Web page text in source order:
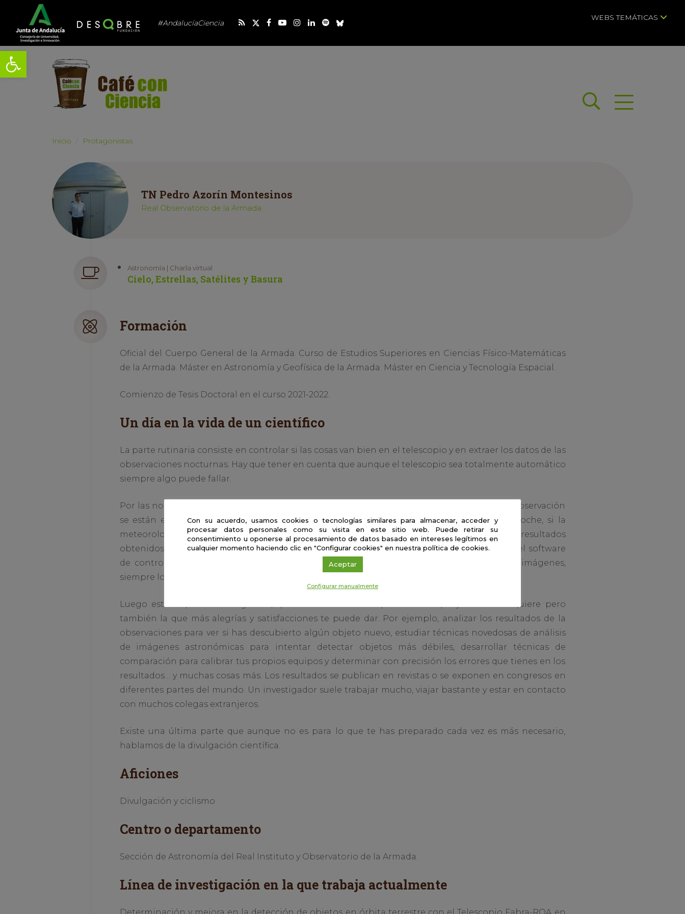
Abrir barra de herramientas
#AndalucíaCiencia
WEBS TEMÁTICAS
BuscarAbrir menú
Inicio Protagonistas
TN Pedro Azorín Montesinos
Real Observatorio de la Armada
Astronomía | Charla virtual
Cielo, Estrellas, Satélites y Basura
Formación
Oficial del Cuerpo General de la Armada. Curso de Estudios Superiores en Ciencias Físico-Matemáticas
de la Armada. Máster en Astronomía y Geofísica de la Armada. Máster en Ciencia y Tecnología Espacial.
Comienzo de Tesis Doctoral en el curso 2021-2022.
Un día en la vida de un científico
La parte rutinaria consiste en controlar si las cosas van bien en el telescopio y en extraer los datos de las
observaciones nocturnas. Hay que tener en cuenta que aunque el telescopio sea totalmente automático
siempre algo puede fallar.
Por las noches, cuando está en funcionamiento, hay que supervisar que los programas de observación
se están ejecutando con normalidad y por las mañanas comprobamos cómo ha ido la noche, si la
meteorología ha sido buena, si ha ocurrido alguna incidencia, etc. También nos bajamos los resultados
obtenidos para difundirlos entre las instituciones con las que colaboramos. Por otra parte, el software
de control del telescopio y sobre todo, el que utilizamos para obtener los datos de las imágenes,
siempre los estamos modificando y mejorando.
Luego está la parte investigadora, que es con mucho la que más tiempo y esfuerzo requiere pero
también la que más alegrías y satisfacciones te puede dar. Por ejemplo, analizar los resultados de la
observaciones para ver si has descubierto algún objeto nuevo, estudiar técnicas novedosas de análisis
de imágenes astronómicas para intentar detectar objetos más débiles, desarrollar técnicas de
comparación para calibrar tus propios equipos y determinar con precisión los errores que tienes en los
resultados… y muchas cosas más. Los resultados se publican en revistas o se exponen en congresos en
diferentes partes del mundo. Un investigador suele trabajar mucho, viajar bastante y estar en contacto
con muchos colegas extranjeros.
Existe una última parte que aunque no es para lo que te has preparado cada vez es más necesario,
hablamos de la divulgación científica.
Aficiones
Divulgación y ciclismo
Centro o departamento
Sección de Astronomía del Real Instituto y Observatorio de la Armada.
Línea de investigación en la que trabaja actualmente
Con su acuerdo, usamos cookies o tecnologías similares para almacenar, acceder y
procesar datos personales como su visita en este sitio web. Puede retirar su
consentimiento u oponerse al procesamiento de datos basado en intereses legítimos en
cualquier momento haciendo clic en "Configurar cookies" en nuestra política de cookies.
Aceptar
Configurar manualmente